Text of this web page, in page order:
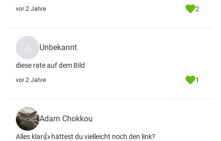
vor 2 Jahre 2
Unbekannt
diese rate auf dem Bild
vor 2 Jahre 1
Adam Chokkou
Alles klar👍 hättest du vielleicht noch den link?